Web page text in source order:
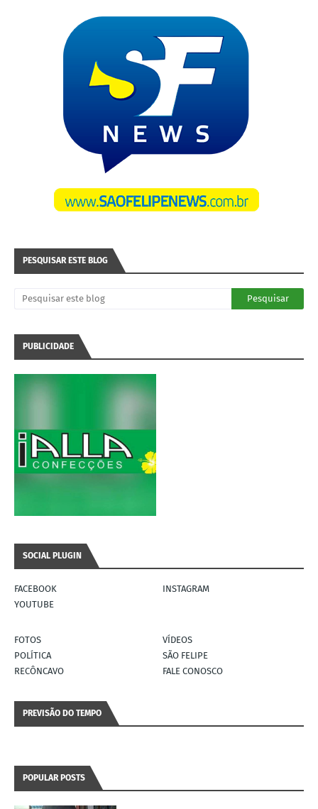
PESQUISAR ESTE BLOG
PUBLICIDADE
SOCIAL PLUGIN
FACEBOOK
INSTAGRAM
YOUTUBE
FOTOS
VÍDEOS
POLÍTICA
SÃO FELIPE
RECÔNCAVO
FALE CONOSCO
PREVISÃO DO TEMPO
POPULAR POSTS